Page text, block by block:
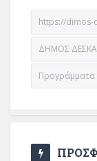
https://dimos-
ΔΗΜΟΣ
Προγράμματα